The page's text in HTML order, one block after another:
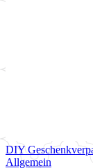
DIY
Allgemein